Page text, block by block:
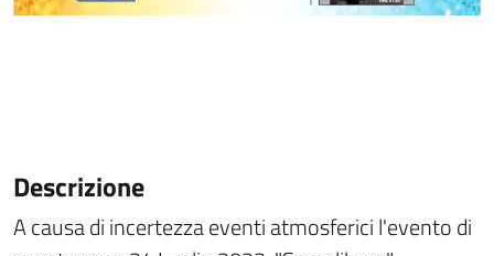
Descrizione
A causa di incertezza eventi atmosferici l'evento di